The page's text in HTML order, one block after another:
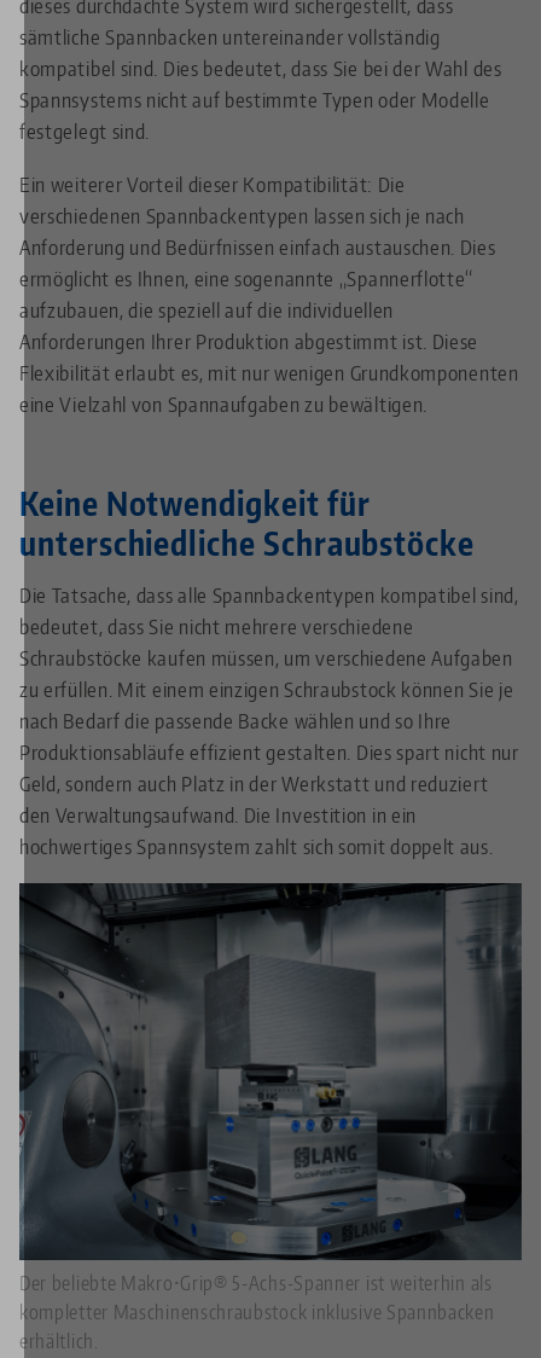
sämtliche Spannbacken untereinander vollständig
kompatibel sind. Dies bedeutet, dass Sie bei der Wahl des
Spannsystems nicht auf bestimmte Typen oder Modelle
festgelegt sind.
Ein weiterer Vorteil dieser Kompatibilität: Die
verschiedenen Spannbackentypen lassen sich je nach
Anforderung und Bedürfnissen einfach austauschen. Dies
ermöglicht es Ihnen, eine sogenannte „Spannerflotte“
aufzubauen, die speziell auf die individuellen
Anforderungen Ihrer Produktion abgestimmt ist. Diese
Flexibilität erlaubt es, mit nur wenigen Grundkomponenten
eine Vielzahl von Spannaufgaben zu bewältigen.
Keine Notwendigkeit für
unterschiedliche Schraubstöcke
Die Tatsache, dass alle Spannbackentypen kompatibel sind,
bedeutet, dass Sie nicht mehrere verschiedene
Schraubstöcke kaufen müssen, um verschiedene Aufgaben
zu erfüllen. Mit einem einzigen Schraubstock können Sie je
nach Bedarf die passende Backe wählen und so Ihre
Produktionsabläufe effizient gestalten. Dies spart nicht nur
Geld, sondern auch Platz in der Werkstatt und reduziert
den Verwaltungsaufwand. Die Investition in ein
hochwertiges Spannsystem zahlt sich somit doppelt aus.
Der beliebte Makro•Grip® 5-Achs-Spanner ist weiterhin als
kompletter Maschinenschraubstock inklusive Spannbacken
erhältlich.